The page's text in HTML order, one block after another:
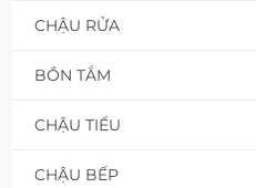
CHẬU RỬA
BỒN TẮM
CHẬU TIỂU
CHẬU BẾP